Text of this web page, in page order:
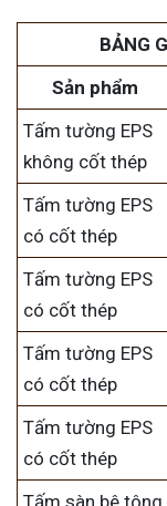
BẢNG
Sản phẩm
Tấm tường EPS
không cốt thép
Tấm tường EPS
có cốt thép
Tấm tường EPS
có cốt thép
Tấm tường EPS
có cốt thép
Tấm tường EPS
có cốt thép